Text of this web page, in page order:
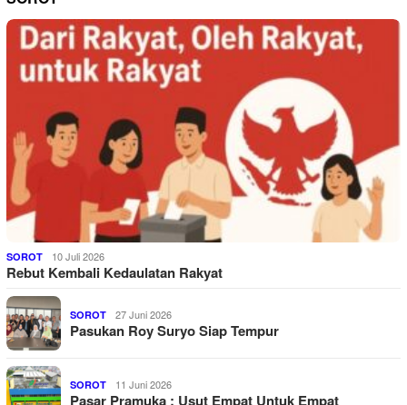
SOROT 10 Juli 2026
Rebut Kembali Kedaulatan Rakyat
SOROT 27 Juni 2026
Pasukan Roy Suryo Siap Tempur
SOROT 11 Juni 2026
Pasar Pramuka : Usut Empat Untuk Empat